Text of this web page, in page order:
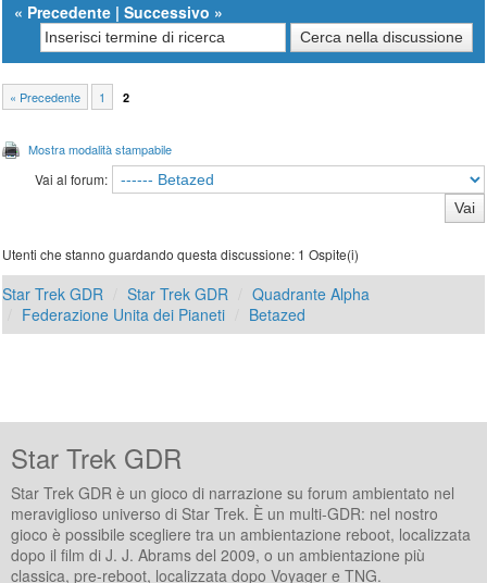
« Precedente |Successivo »
« Precedente 1 2
Mostra modalità stampabile
Vai al forum:
Utenti che stanno guardando questa discussione: 1 Ospite(i)
Star Trek GDR Star Trek GDR
Quadrante Alpha
Federazione Unita dei Pianeti
Betazed
Star Trek GDR
Star Trek GDR è un gioco di narrazione su forum ambientato nel
meraviglioso universo di Star Trek. È un multi-GDR: nel nostro
gioco è possibile scegliere tra un ambientazione reboot, localizzata
dopo il film di J. J. Abrams del 2009, o un ambientazione più
classica, pre-reboot, localizzata dopo Voyager e TNG.